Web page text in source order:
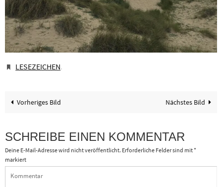
LESEZEICHEN.
Vorheriges Bild Nächstes Bild
SCHREIBE EINEN KOMMENTAR
Deine E-Mail-Adresse wird nicht veröffentlicht. Erforderliche Felder sind mit*
markiert